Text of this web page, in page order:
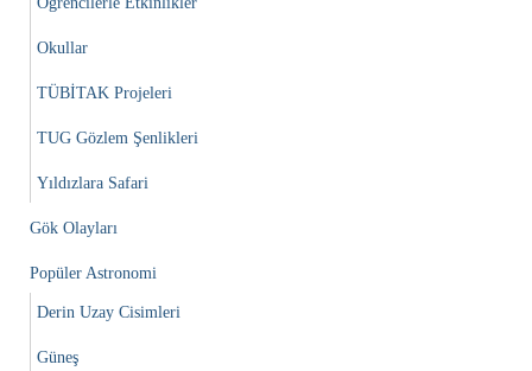
Okullar
TÜBİTAK Projeleri
TUG Gözlem Şenlikleri
Yıldızlara Safari
Gök Olayları
Popüler Astronomi
Derin Uzay Cisimleri
Güneş